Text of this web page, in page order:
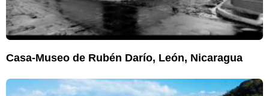
Casa-Museo de Rubén Darío, León, Nicaragua